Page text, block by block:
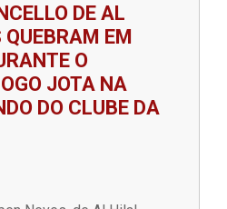
DE AL
EM
O
JOTA NA
DO CLUBE DA